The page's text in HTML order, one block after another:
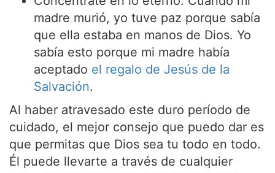
madre murió, yo tuve paz porque sabía
que ella estaba en manos de Dios. Yo
sabía esto porque mi madre había
aceptado el regalo de Jesús de la
Salvación.
Al haber atravesado este duro período de
cuidado, el mejor consejo que puedo dar es
que permitas que Dios sea tu todo en todo.
Él puede llevarte a través de cualquier